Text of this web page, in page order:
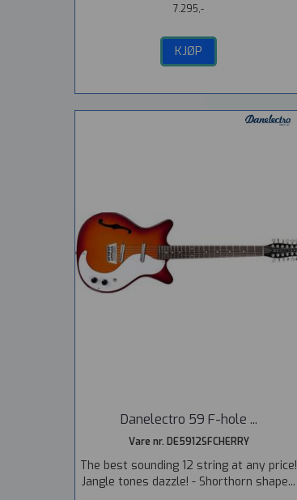
7.295,-
KJØP
Danelectro 59 F-hole ...
Vare nr. DE5912SFCHERRY
The best sounding 12 string at any price!
Jangle tones dazzle! - Shorthorn shape...